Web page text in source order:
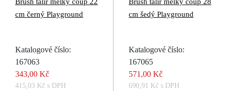
cm černý Playground
Katalogové číslo:
167063
343,00 Kč
415,03 Kč s DPH
cm šedý Playground
Katalogové číslo:
167065
571,00 Kč
690,91 Kč s DPH